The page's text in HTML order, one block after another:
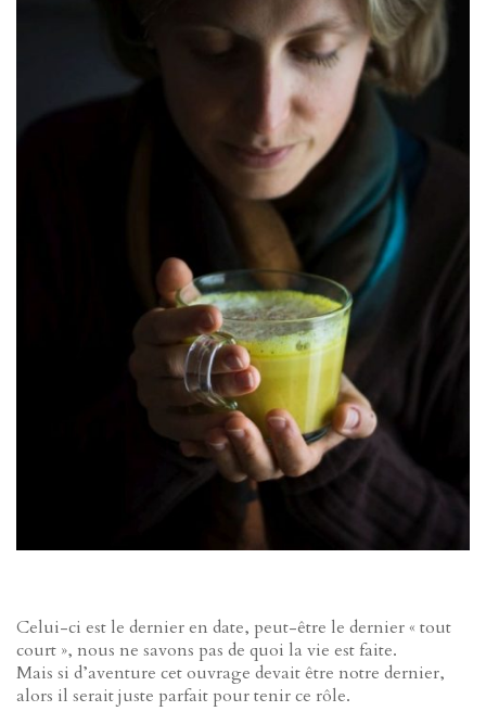
Celui-ci est le dernier en date, peut-être le dernier « tout
court », nous ne savons pas de quoi la vie est faite.
Mais si d’aventure cet ouvrage devait être notre dernier,
alors il serait juste parfait pour tenir ce rôle.